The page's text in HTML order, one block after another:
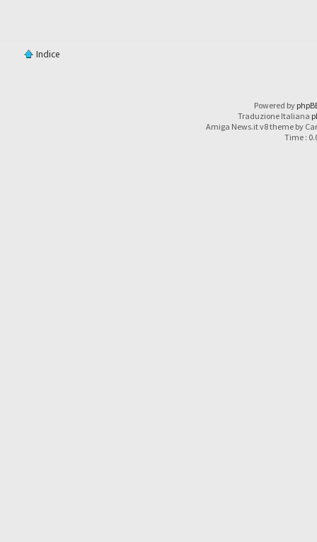
Indice
Powered by
Traduzione Italiana
Amiga News.it v8 theme by
Time :